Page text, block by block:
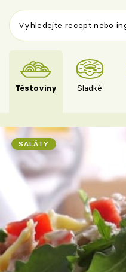
Těstoviny Sladké
SALÁTY